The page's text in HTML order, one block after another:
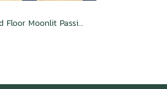
Artisan Wood Floor Moonlit Passion